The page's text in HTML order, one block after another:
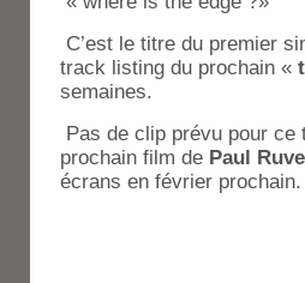
C’est le titre du premier
track listing du prochain «
semaines.
Pas de clip prévu pour
prochain film de Paul
écrans en février prochain.